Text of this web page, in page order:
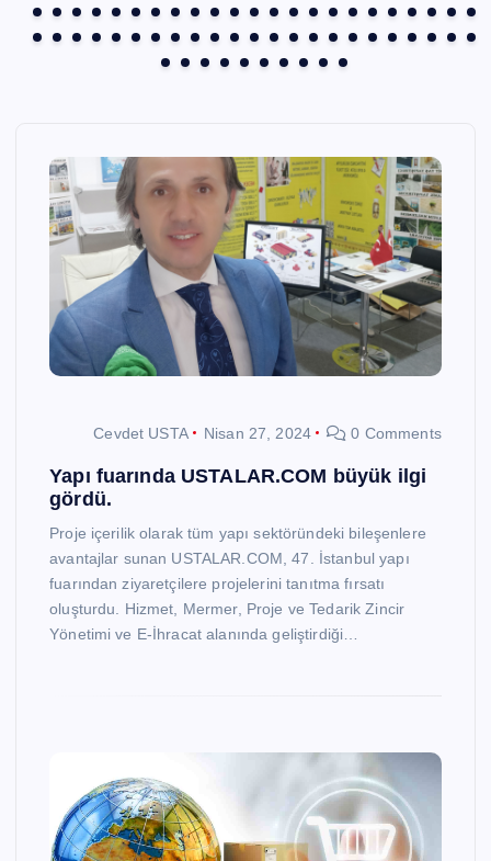
Cevdet USTA Nisan 27, 2024 0 Comments
Yapı fuarında USTALAR.COM büyük ilgi
gördü.
Proje içerilik olarak tüm yapı sektöründeki bileşenlere
avantajlar sunan USTALAR.COM, 47. İstanbul yapı
fuarından ziyaretçilere projelerini tanıtma fırsatı
oluşturdu. Hizmet, Mermer, Proje ve Tedarik Zincir
Yönetimi ve E-İhracat alanında geliştirdiği…